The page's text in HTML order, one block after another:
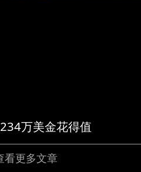
万美金花得值
看更多文章